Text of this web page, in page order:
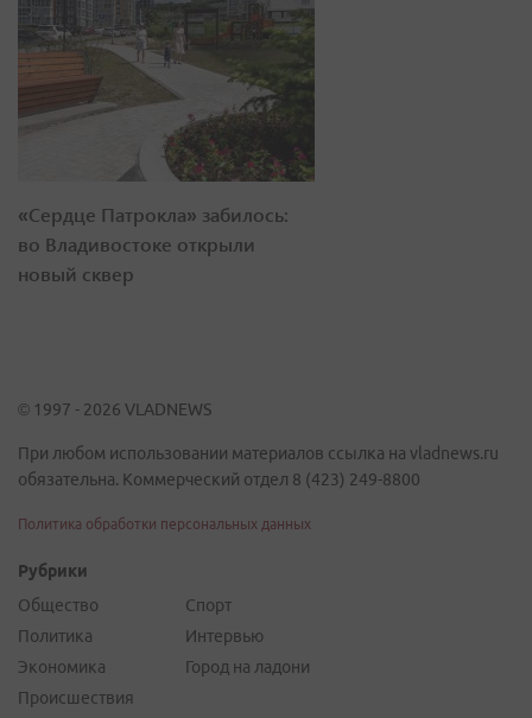
«Сердце Патрокла» забилось:
во Владивостоке открыли
новый сквер
© 1997 - 2026 VLADNEWS
При любом использовании материалов ссылка на vladnews.ru
обязательна. Коммерческий отдел 8 (423) 249-8800
Политика обработки персональных данных
Рубрики
Общество
Политика
Экономика
Происшествия
Спорт
Интервью
Город на ладони